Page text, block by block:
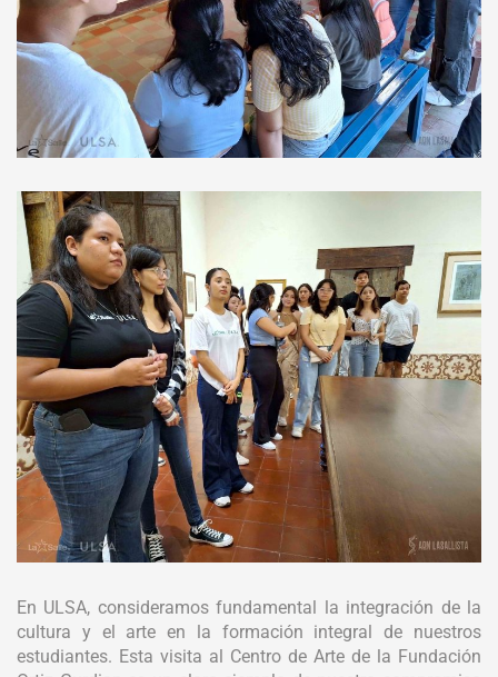
En ULSA, consideramos fundamental la integración de la
cultura y el arte en la formación integral de nuestros
estudiantes. Esta visita al Centro de Arte de la Fundación